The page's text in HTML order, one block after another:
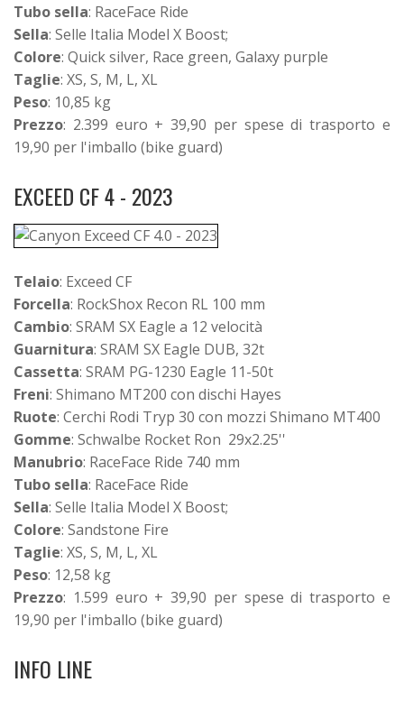
Tubo sella: RaceFace Ride
Sella: Selle Italia Model X Boost;
Colore: Quick silver, Race green, Galaxy purple
Taglie: XS, S, M, L, XL
Peso: 10,85 kg
Prezzo: 2.399 euro + 39,90 per spese di trasporto e
19,90 per l'imballo (bike guard)
EXCEED CF 4 - 2023
Telaio: Exceed CF
Forcella: RockShox Recon RL 100 mm
Cambio: SRAM SX Eagle a 12 velocità
Guarnitura: SRAM SX Eagle DUB, 32t
Cassetta: SRAM PG-1230 Eagle 11-50t
Freni: Shimano MT200 con dischi Hayes
Ruote: Cerchi Rodi Tryp 30 con mozzi Shimano MT400
Gomme: Schwalbe Rocket Ron 29x2.25''
Manubrio: RaceFace Ride 740 mm
Tubo sella: RaceFace Ride
Sella: Selle Italia Model X Boost;
Colore: Sandstone Fire
Taglie: XS, S, M, L, XL
Peso: 12,58 kg
Prezzo: 1.599 euro + 39,90 per spese di trasporto e
19,90 per l'imballo (bike guard)
INFO LINE